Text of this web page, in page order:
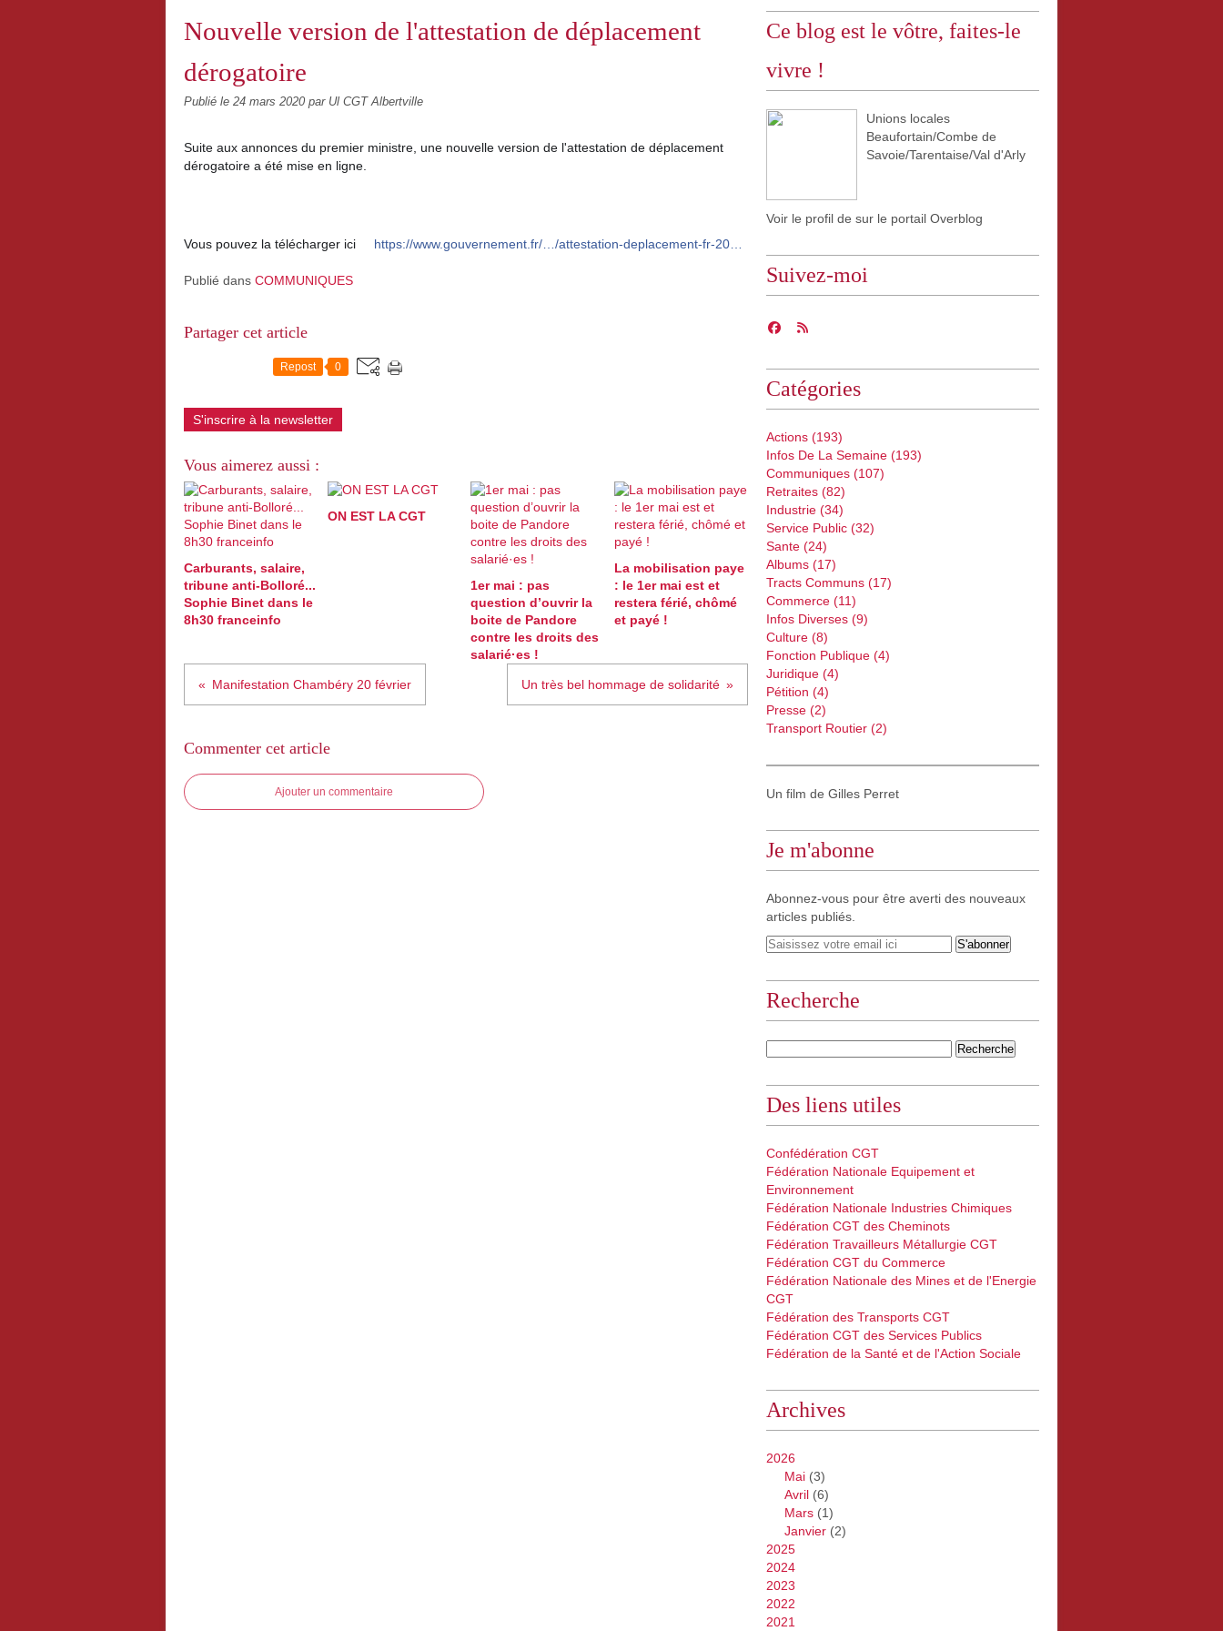
Nouvelle version de l'attestation de déplacement
dérogatoire
Publié le 24 mars 2020 par Ul CGT Albertville
Suite aux annonces du premier ministre, une nouvelle version de l'attestation de déplacement
dérogatoire a été mise en ligne.
Vous pouvez la télécharger ici https://www.gouvernement.fr/…/attestation-deplacement-fr-20…
Publié dans COMMUNIQUES
Partager cet article
Repost 0
S'inscrire à la newsletter
Vous aimerez aussi :
Carburants, salaire,
tribune anti-Bolloré...
Sophie Binet dans le
8h30 franceinfo
ON EST LA CGT
1er mai : pas
question d’ouvrir la
boite de Pandore
contre les droits des
salarié·es !
La mobilisation paye
: le 1er mai est et
restera férié, chômé
et payé !
Manifestation Chambéry 20 février Un très bel hommage de solidarité
Commenter cet article
Ajouter un commentaire
Ce blog est le vôtre, faites-le
vivre !
Unions locales
Beaufortain/Combe de
Savoie/Tarentaise/Val d'Arly
Voir le profil de sur le portail Overblog
Suivez-moi
Catégories
Actions (193)
Infos De La Semaine (193)
Communiques (107)
Retraites (82)
Industrie (34)
Service Public (32)
Sante (24)
Albums (17)
Tracts Communs (17)
Commerce (11)
Infos Diverses (9)
Culture (8)
Fonction Publique (4)
Juridique (4)
Pétition (4)
Presse (2)
Transport Routier (2)
Un film de Gilles Perret
Je m'abonne
Abonnez-vous pour être averti des nouveaux
articles publiés.
Recherche
Des liens utiles
Confédération CGT
Fédération Nationale Equipement et
Environnement
Fédération Nationale Industries Chimiques
Fédération CGT des Cheminots
Fédération Travailleurs Métallurgie CGT
Fédération CGT du Commerce
Fédération Nationale des Mines et de l'Energie
CGT
Fédération des Transports CGT
Fédération CGT des Services Publics
Fédération de la Santé et de l'Action Sociale
Archives
2026
Mai (3)
Avril (6)
Mars (1)
Janvier (2)
2025
2024
2023
2022
2021